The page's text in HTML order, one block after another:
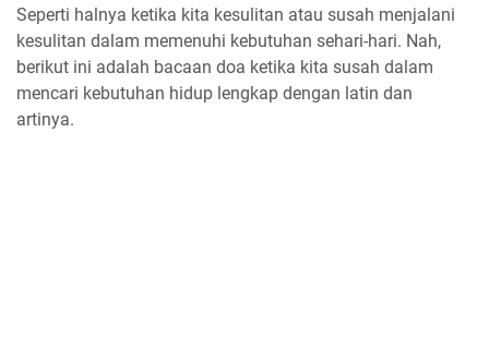
Seperti halnya ketika kita kesulitan atau susah menjalani
kesulitan dalam memenuhi kebutuhan sehari-hari. Nah,
berikut ini adalah bacaan doa ketika kita susah dalam
mencari kebutuhan hidup lengkap dengan latin dan
artinya.